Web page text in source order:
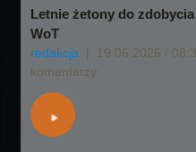
Letnie żetony do
WoT
redakcja | 19.06.2026 /
komentarzy